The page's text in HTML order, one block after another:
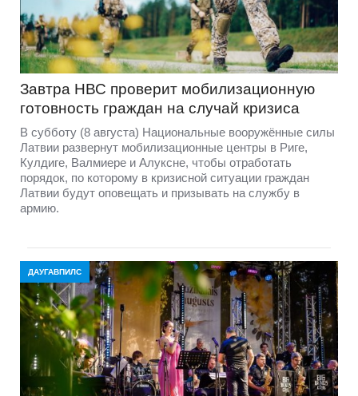
Завтра НВС проверит мобилизационную
готовность граждан на случай кризиса
В субботу (8 августа) Национальные вооружённые силы
Латвии развернут мобилизационные центры в Риге,
Кулдиге, Валмиере и Алуксне, чтобы отработать
порядок, по которому в кризисной ситуации граждан
Латвии будут оповещать и призывать на службу в
армию.
ДАУГАВПИЛС